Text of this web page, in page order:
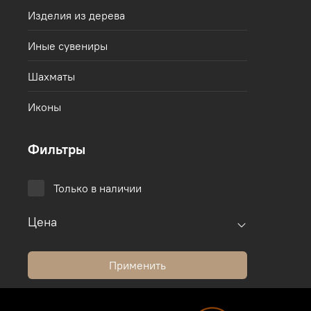
Изделия из дерева
Иные сувениры
Шахматы
Иконы
Фильтры
Только в наличии
Цена
Применить